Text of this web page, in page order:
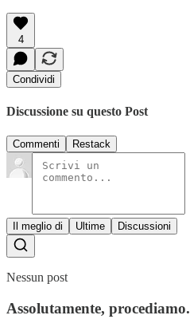
4
Condividi
Discussione su questo Post
Commenti Restack
Il meglio di Ultime Discussioni
Nessun post
Assolutamente, procediamo.